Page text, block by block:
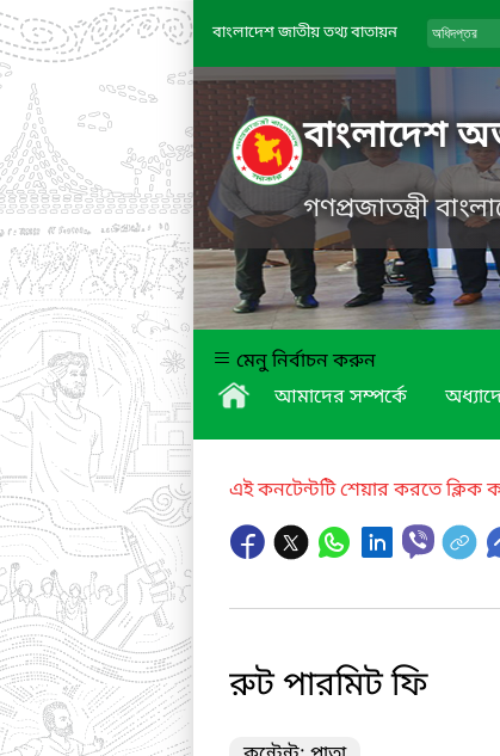
বাংলাদেশ জাতীয় তথ্য বাতায়ন
বাংলাদেশ
গণপ্রজাতন্ত্রী
মেনু নির্বাচন করুন
আমাদের সম্পর্কে
এই কনটেন্টটি শেয়ার করতে ক্লিক
রুট পারমিট ফি